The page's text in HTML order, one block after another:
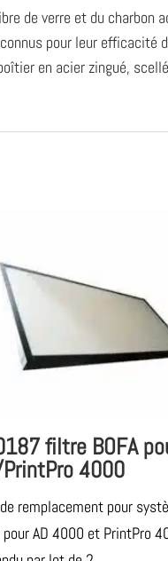
de verre et du
pour leur
en acier zingué,
filtre BOFA
4000
remplacement pour
AD 4000 et PrintPro